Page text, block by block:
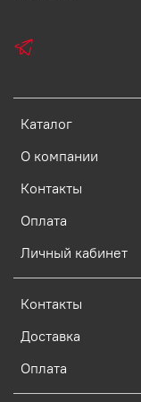
Каталог
О компании
Контакты
Оплата
Личный кабинет
Контакты
Доставка
Оплата